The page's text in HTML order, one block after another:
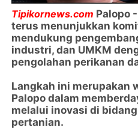
Tipikornews.com Palopo -
terus menunjukkan
mendukung
industri, dan UMKM
pengolahan perikanan
Langkah ini merupakan
Palopo dalam
melalui inovasi di
pertanian.